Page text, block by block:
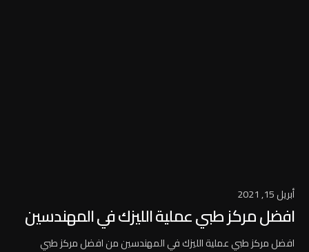
أبريل 15, 2021
افضل مركز طبي عملية الليزك في المهندسين
افضل مركز طبي عملية الليزك في المهندسين من افضل مركز طبي